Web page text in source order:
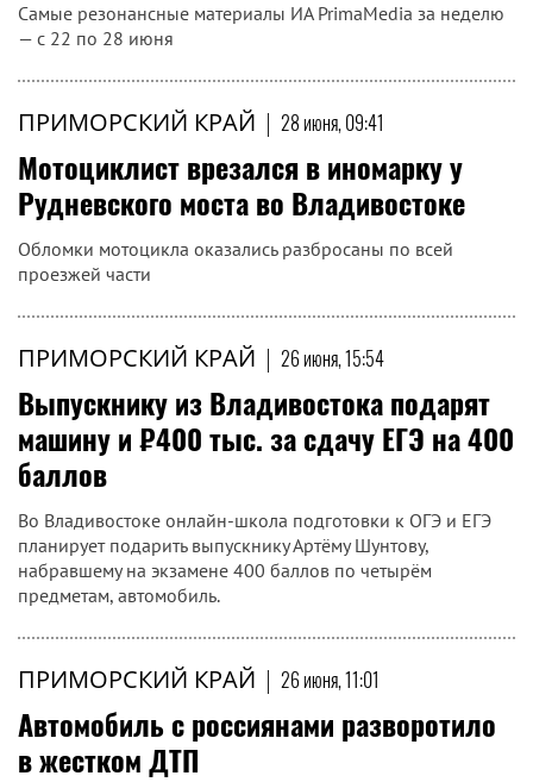
Самые резонансные материалы ИА PrimaMedia за неделю
— с 22 по 28 июня
ПРИМОРСКИЙ КРАЙ | 28 июня, 09:41
Мотоциклист врезался в иномарку у
Рудневского моста во Владивостоке
Обломки мотоцикла оказались разбросаны по всей
проезжей части
ПРИМОРСКИЙ КРАЙ | 26 июня, 15:54
Выпускнику из Владивостока подарят
машину и ₽400 тыс. за сдачу ЕГЭ на 400
баллов
Во Владивостоке онлайн-школа подготовки к ОГЭ и ЕГЭ
планирует подарить выпускнику Артёму Шунтову,
набравшему на экзамене 400 баллов по четырём
предметам, автомобиль.
ПРИМОРСКИЙ КРАЙ | 26 июня, 11:01
Автомобиль с россиянами разворотило
в жестком ДТП